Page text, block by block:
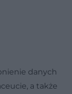
danych
a także